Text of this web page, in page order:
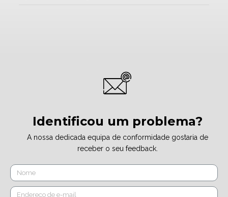
Identificou um problema?
A nossa dedicada equipa de conformidade gostaria de
receber o seu feedback.